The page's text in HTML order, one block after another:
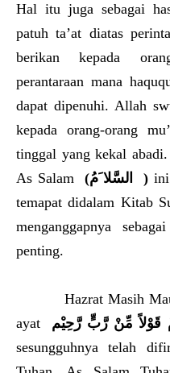
Hal itu juga sebagai
patuh ta’at diatas
berikan kepada
perantaraan mana
dapat dipenuhi. Allah
kepada orang-orang
tinggal yang kekal
As Salam
( )
temapat didalam Kitab
menganggapnya
penting.
Hazrat Masih
ayat قَوْلاً مِّنْ رَّبٍّ رَّحِيْم
sesungguhnya telah